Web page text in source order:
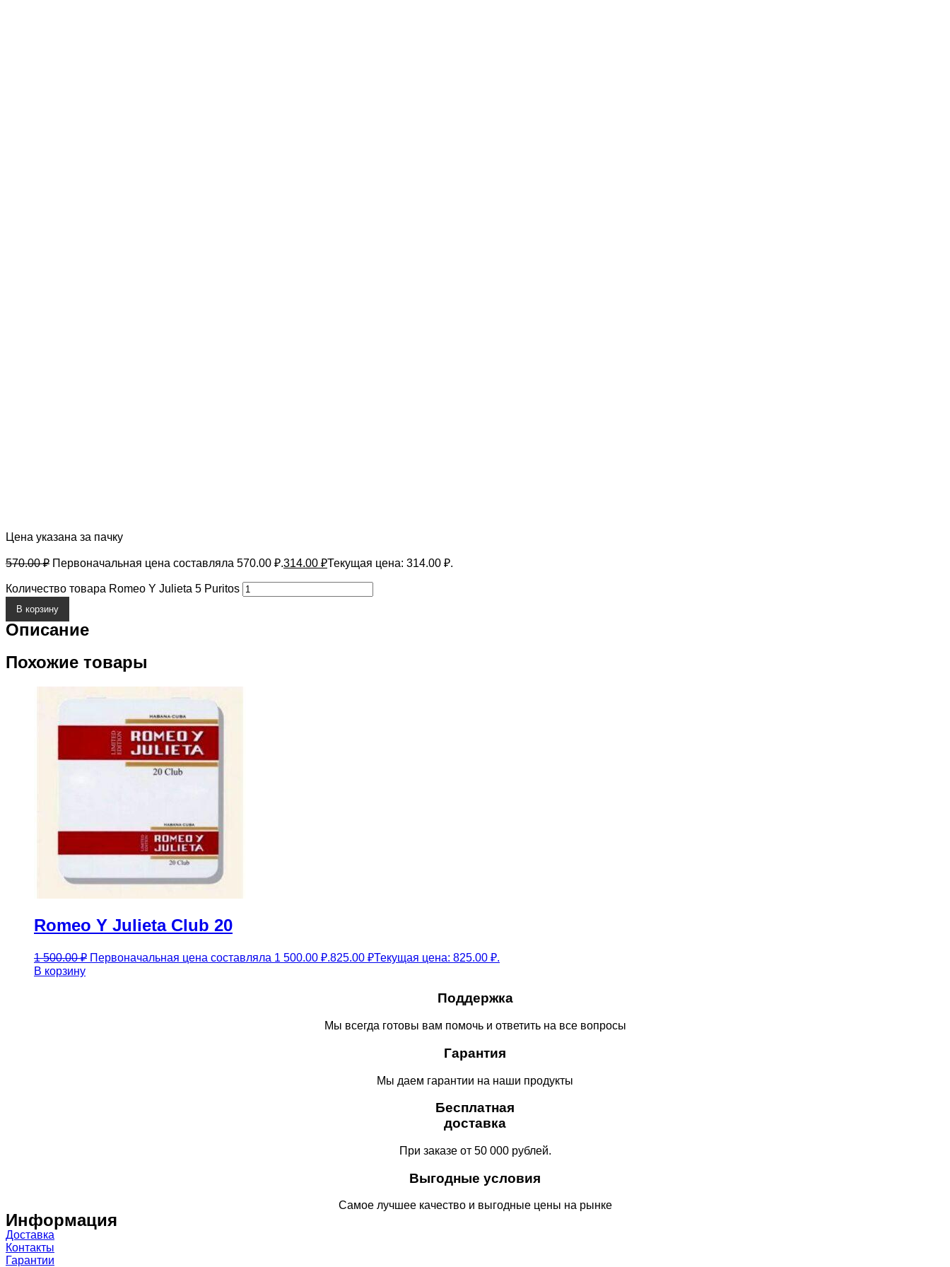
Цена указана за пачку
570.00₽ Первоначальная цена составляла 570.00 ₽.314.00 ₽Текущая цена: 314.00 ₽.
Количество товара Romeo Y Julieta 5 Puritos
В корзину
Описание
Похожие товары
Romeo Y Julieta Club 20
1 500.00₽ Первоначальная цена составляла 1 500.00 ₽.825.00 ₽Текущая цена: 825.00 ₽.
В корзину
Поддержка
Мы всегда готовы вам помочь и ответить на все вопросы
Гарантия
Мы даем гарантии на наши продукты
Бесплатная
доставка
При заказе от 50 000 рублей.
Выгодные условия
Самое лучшее качество и выгодные цены на рынке
Информация
Доставка
Контакты
Гарантии